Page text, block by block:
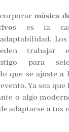
música
s es la
Los
trabajar
para
que se ajuste a
Ya sea que
o algo
adaptarse a tus